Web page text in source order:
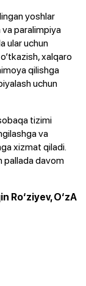
yoshlar
paralimpiya
ular uchun
xalqaro
qilishga
uchun
tizimi
va
xizmat qiladi.
pallada davom
Ro‘ziyev, O‘zA